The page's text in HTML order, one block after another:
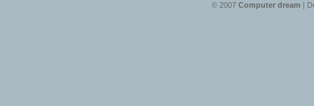
© 2007 Computer dream |